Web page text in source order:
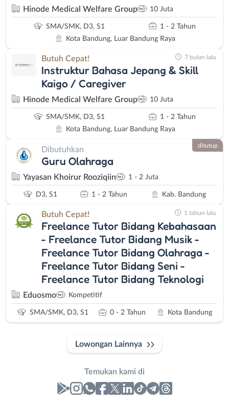
Hinode Medical Welfare Group 10 Juta
SMA/SMK, D3, S1
1 - 2 Tahun
Kota Bandung, Luar Bandung Raya
Butuh Cepat!
Instruktur Bahasa Jepang & Skill
Kaigo / Caregiver
Hinode Medical Welfare Group 10 Juta
SMA/SMK, D3, S1
1 - 2 Tahun
Kota Bandung, Luar Bandung Raya
7 bulan lalu
Dibutuhkan
Guru Olahraga
Yayasan Khoirur Rooziqiin 1 - 2 Juta
D3, S1 1 - 2 Tahun Kab. Bandung
ditutup
Butuh Cepat!
Freelance Tutor Bidang Kebahasaan
- Freelance Tutor Bidang Musik -
Freelance Tutor Bidang Olahraga -
Freelance Tutor Bidang Seni -
Freelance Tutor Bidang Teknologi
Eduosmo Kompetitif
SMA/SMK, D3, S1 0 - 2 Tahun Kota Bandung
1 tahun lalu
Lowongan Lainnya
Temukan kami di